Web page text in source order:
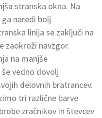
stranska okna. Na
naredi bolj
linija se zaključi na
zaokroži navzgor.
na manjše
vedno dovolj
delovnih bratrancev.
tri različne barve
zračnikov in števcev